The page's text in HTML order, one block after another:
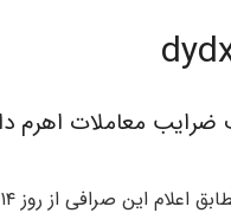
معاملات اهرم‌